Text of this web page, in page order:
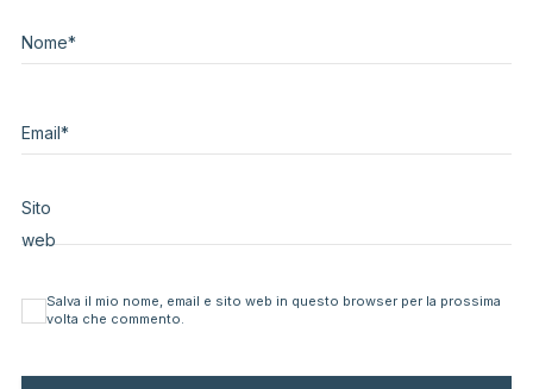
Nome*
Email*
Sito
web
Salva il mio nome, email e sito web in questo browser per la prossima
volta che commento.